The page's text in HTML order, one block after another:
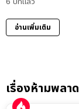
อ่านเพิ่มเติม
เรื่องห้ามพลาด